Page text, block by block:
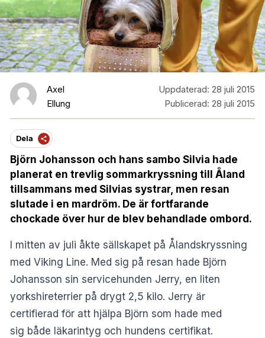
Axel
Ellung
Uppdaterad: 28 juli 2015
Publicerad: 28 juli 2015
Dela
Björn Johansson och hans sambo Silvia hade
planerat en trevlig sommarkryssning till Åland
tillsammans med Silvias systrar, men resan
slutade i en mardröm. De är fortfarande
chockade över hur de blev behandlade ombord.
I mitten av juli åkte sällskapet på Ålandskryssning
med Viking Line. Med sig på resan hade Björn
Johansson sin servicehunden Jerry, en liten
yorkshireterrier på drygt 2,5 kilo. Jerry är
certifierad för att hjälpa Björn som hade med
sig både läkarintyg och hundens certifikat.